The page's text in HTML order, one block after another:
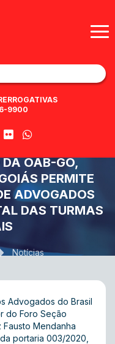
9900
OAB-GO,
PERMITE
ADVOGADOS
DAS TURMAS
Notícias
Advogados do Brasil
do Foro Seção
Mendanha
portaria 003/2020,